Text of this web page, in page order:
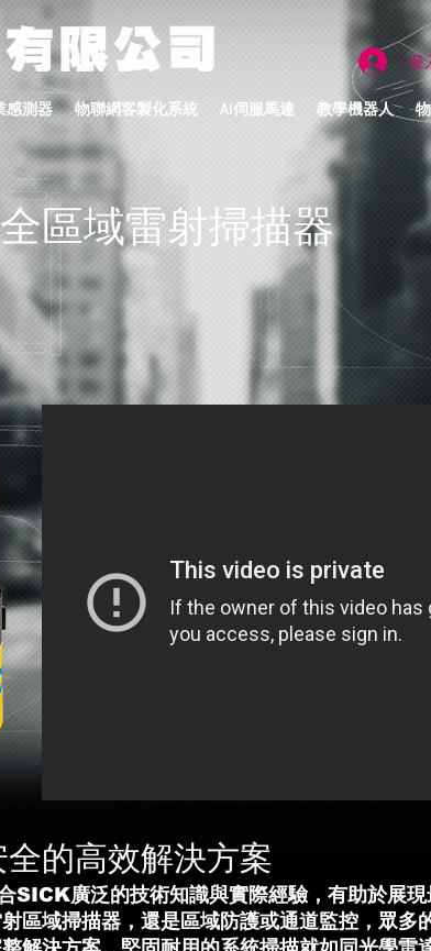
登
感測器 物聯網客製化系統 AI伺服馬達 教學機器人
區域雷射掃描器
的高效解決方案
SICK廣泛的技術知識與實際經驗，有助於展現
區域掃描器，還是區域防護或通道監控，眾多